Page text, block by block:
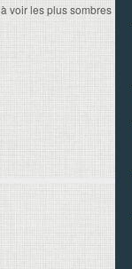
voir les plus sombres